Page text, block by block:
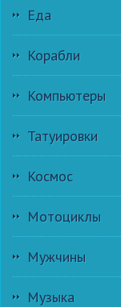
Еда
Корабли
Компьютеры
Татуировки
Космос
Мотоциклы
Мужчины
Музыка